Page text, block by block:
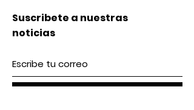
Suscribete a nuestras
noticias